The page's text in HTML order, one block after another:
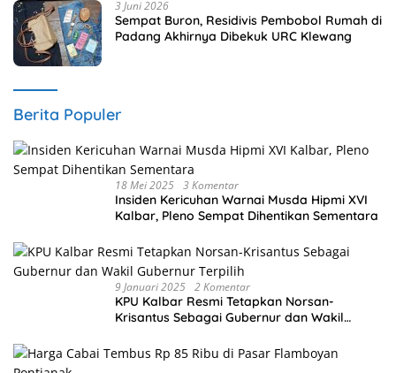
3 Juni 2026
Sempat Buron, Residivis Pembobol Rumah di
Padang Akhirnya Dibekuk URC Klewang
Berita Populer
18 Mei 2025 3 Komentar
Insiden Kericuhan Warnai Musda Hipmi XVI
Kalbar, Pleno Sempat Dihentikan Sementara
9 Januari 2025 2 Komentar
KPU Kalbar Resmi Tetapkan Norsan-
Krisantus Sebagai Gubernur dan Wakil